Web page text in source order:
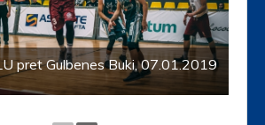
pret Gulbenes Buki, 07.01.2019